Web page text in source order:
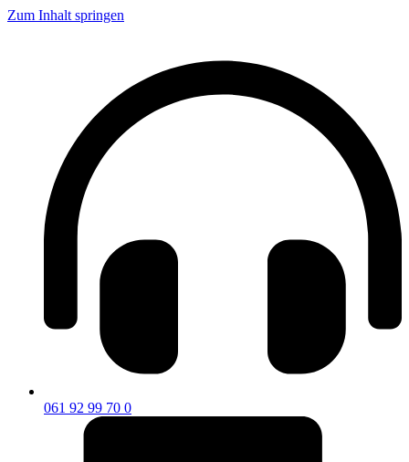
Zum Inhalt springen
061 92 99 70 0